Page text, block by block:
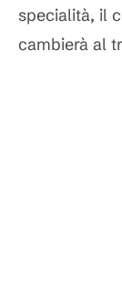
specialità, il
cambierà al